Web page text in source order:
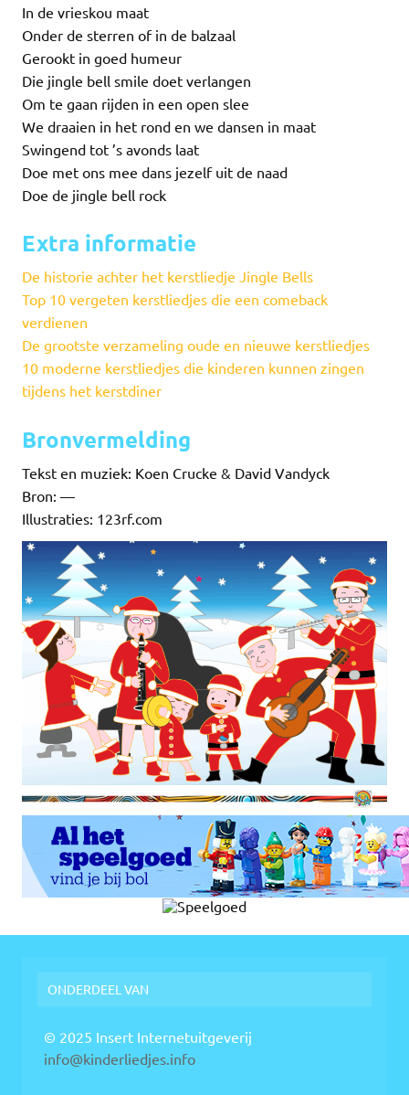
In de vrieskou maat
Onder de sterren of in de balzaal
Gerookt in goed humeur
Die jingle bell smile doet verlangen
Om te gaan rijden in een open slee
We draaien in het rond en we dansen in maat
Swingend tot ’s avonds laat
Doe met ons mee dans jezelf uit de naad
Doe de jingle bell rock
Extra informatie
De historie achter het kerstliedje Jingle Bells
Top 10 vergeten kerstliedjes die een comeback
verdienen
De grootste verzameling oude en nieuwe kerstliedjes
10 moderne kerstliedjes die kinderen kunnen zingen
tijdens het kerstdiner
Bronvermelding
Tekst en muziek: Koen Crucke & David Vandyck
Bron: —
Illustraties: 123rf.com
ONDERDEEL VAN
© 2025 Insert Internetuitgeverij
info@kinderliedjes.info